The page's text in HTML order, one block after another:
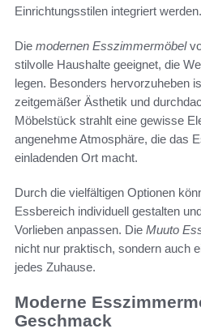
Einrichtungsstilen integriert werden.
Die modernen Esszimmermöbel
stilvolle Haushalte geeignet, die
legen. Besonders hervorzuheben
zeitgemäßer Ästhetik und
Möbelstück strahlt eine gewisse
angenehme Atmosphäre, die das
einladenden Ort macht.
Durch die vielfältigen Optionen
Essbereich individuell gestalten
Vorlieben anpassen. Die Muuto
nicht nur praktisch, sondern auch
jedes Zuhause.
Moderne
Geschmack